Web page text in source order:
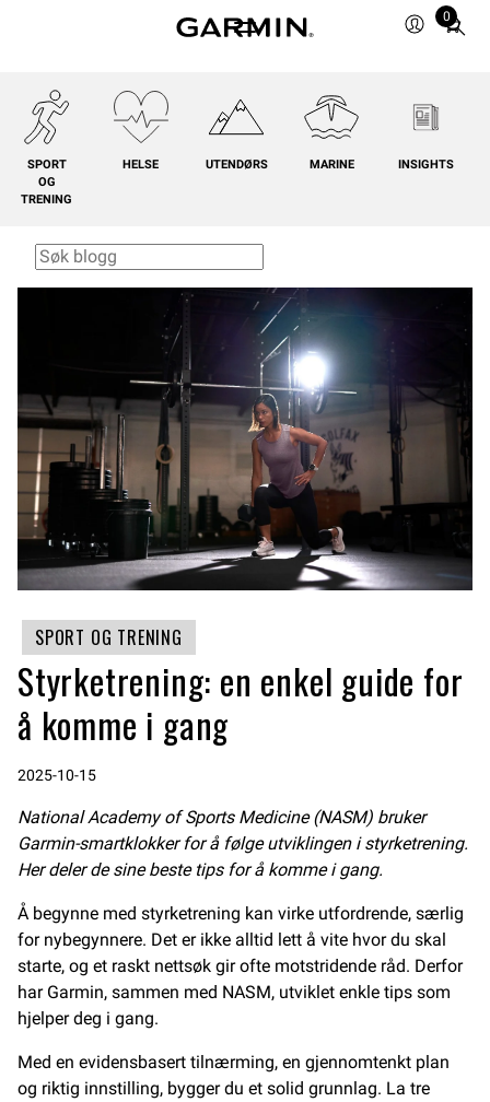
0
Total
0
SPORT
OG
TRENING
HELSE UTENDØRS MARINE INSIGHTS
SPORT OG TRENING
Styrketrening: en enkel guide for
å komme i gang
2025-10-15
National Academy of Sports Medicine (NASM) bruker
Garmin-smartklokker for å følge utviklingen i styrketrening.
Her deler de sine beste tips for å komme i gang.
Å begynne med styrketrening kan virke utfordrende, særlig
for nybegynnere. Det er ikke alltid lett å vite hvor du skal
starte, og et raskt nettsøk gir ofte motstridende råd. Derfor
har Garmin, sammen med NASM, utviklet enkle tips som
hjelper deg i gang.
Med en evidensbasert tilnærming, en gjennomtenkt plan
og riktig innstilling, bygger du et solid grunnlag. La tre